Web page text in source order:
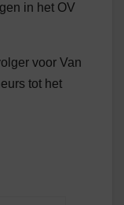
in het OV
voor Van
tot het